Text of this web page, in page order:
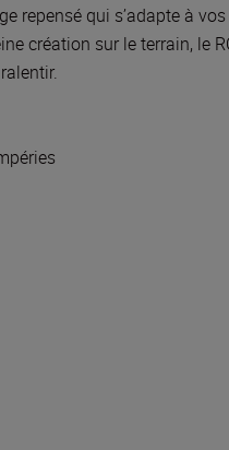
repensé qui s’adapte à
création sur le terrain, le